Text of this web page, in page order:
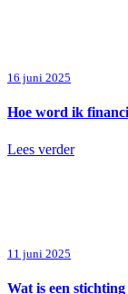
16 juni 2025
Hoe word ik
Lees verder
11 juni 2025
Wat is een